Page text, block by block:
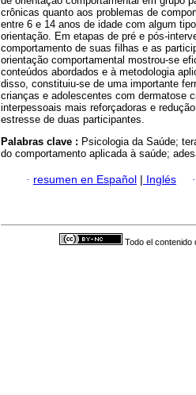
crônicas quanto aos problemas de
entre 6 e 14 anos de idade com algum
orientação. Em etapas de pré e pós-
comportamento de suas filhas e as
orientação comportamental mostrou-se
conteúdos abordados e à metodologia
disso, constituiu-se de uma importante
crianças e adolescentes com dermatose
interpessoais mais reforçadoras e
estresse de duas participantes.
Palabras clave : Psicologia da Saúde;
do comportamento aplicada à saúde;
· resumen en Español | Inglés ·
Todo el contenido